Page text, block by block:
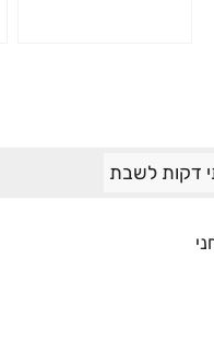
דקות לשבת